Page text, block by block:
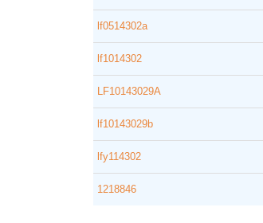
lf0514302a
lf1014302
LF10143029A
lf10143029b
lfy114302
1218846